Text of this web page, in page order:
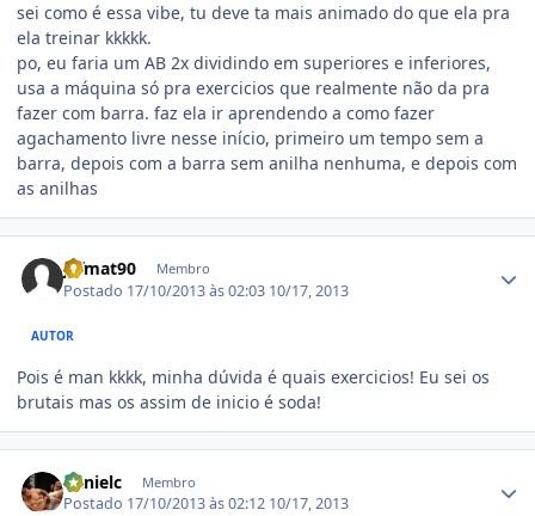
sei como é essa vibe, tu deve ta mais animado do que ela pra
ela treinar kkkkk.
po, eu faria um AB 2x dividindo em superiores e inferiores,
usa a máquina só pra exercicios que realmente não da pra
fazer com barra. faz ela ir aprendendo a como fazer
agachamento livre nesse início, primeiro um tempo sem a
barra, depois com a barra sem anilha nenhuma, e depois com
as anilhas
jefmat90 Membro
Postado 17/10/2013 às 02:03 10/17, 2013
AUTOR
Pois é man kkkk, minha dúvida é quais exercicios! Eu sei os
brutais mas os assim de inicio é soda!
danielc Membro
Postado 17/10/2013 às 02:12 10/17, 2013